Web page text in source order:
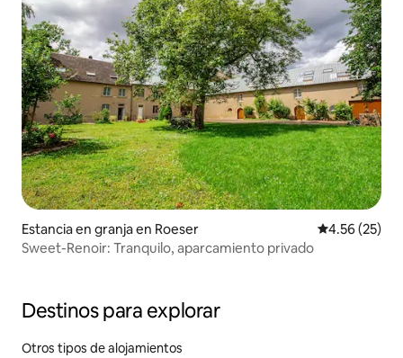
Estancia en granja en Roeser Calificación
4.56 (25)
Sweet-Renoir: Tranquilo, aparcamiento privado
Destinos para explorar
Otros tipos de alojamientos